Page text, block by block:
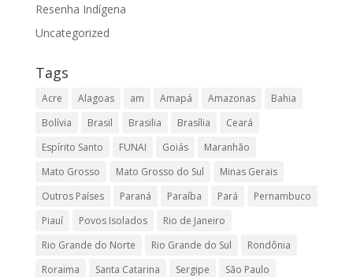
Resenha Indígena
Uncategorized
Tags
Acre Alagoas am Amapá Amazonas
Bahia
Bolívia
Brasil Brasilia Brasília
Ceará
Espírito Santo
FUNAI Goiás
Maranhão
Mato Grosso
Mato Grosso do Sul
Minas Gerais
Outros Países
Paraná Paraíba Pará
Pernambuco
Piauí
Povos Isolados
Rio de Janeiro
Rio Grande do Norte
Rio Grande do Sul
Rondônia
Roraima
Santa Catarina Sergipe
São Paulo